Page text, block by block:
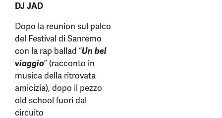
DJ JAD
Dopo la reunion sul palco
del Festival di Sanremo
con la rap ballad “Un bel
viaggio” (racconto in
musica della ritrovata
amicizia), dopo il pezzo
old school fuori dal
circuito